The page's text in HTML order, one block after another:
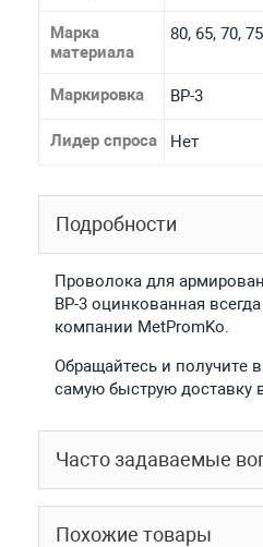
Марка
материала
80, 65, 70,
Маркировка ВР-3
Лидер спроса Нет
Подробности
Проволока для
ВР-3 оцинкованная
компании MetPromKo.
Обращайтесь и получите
самую быструю доставку
Часто задаваемые
Похожие товары